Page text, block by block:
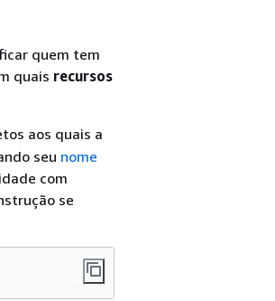
quem tem
quais recursos
aos quais a
seu nome
com
se